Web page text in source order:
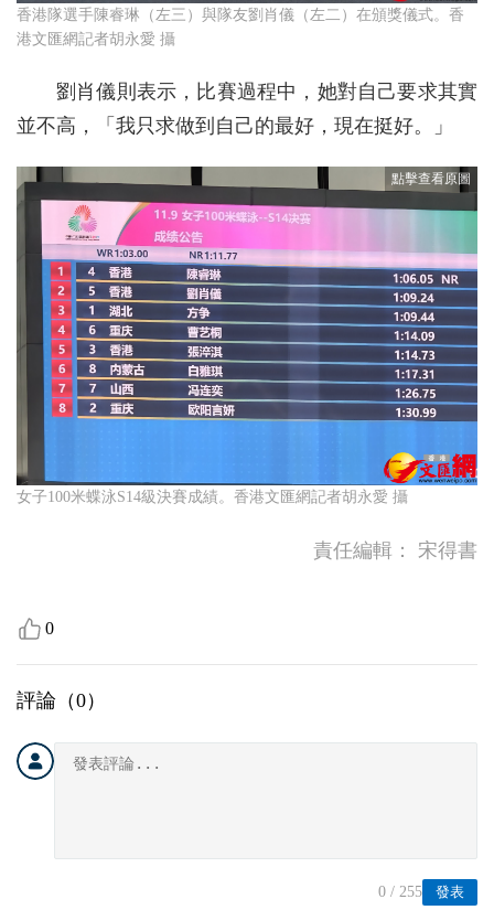
香港隊選手陳睿琳（左三）與隊友劉肖儀（左二）在頒獎儀式。香
港文匯網記者胡永愛 攝
劉肖儀則表示，比賽過程中，她對自己要求其實
並不高，「我只求做到自己的最好，現在挺好。」
女子100米蝶泳S14級決賽成績。香港文匯網記者胡永愛 攝
責任編輯： 宋得書
0
評論（0）
發表
0 / 255